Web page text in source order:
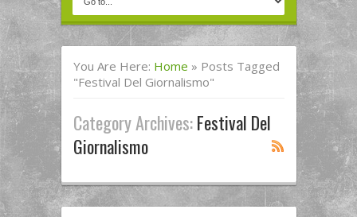
You Are Here: Home » Posts Tagged
"festival Del Giornalismo"
Category Archives:Festival Del
Giornalismo